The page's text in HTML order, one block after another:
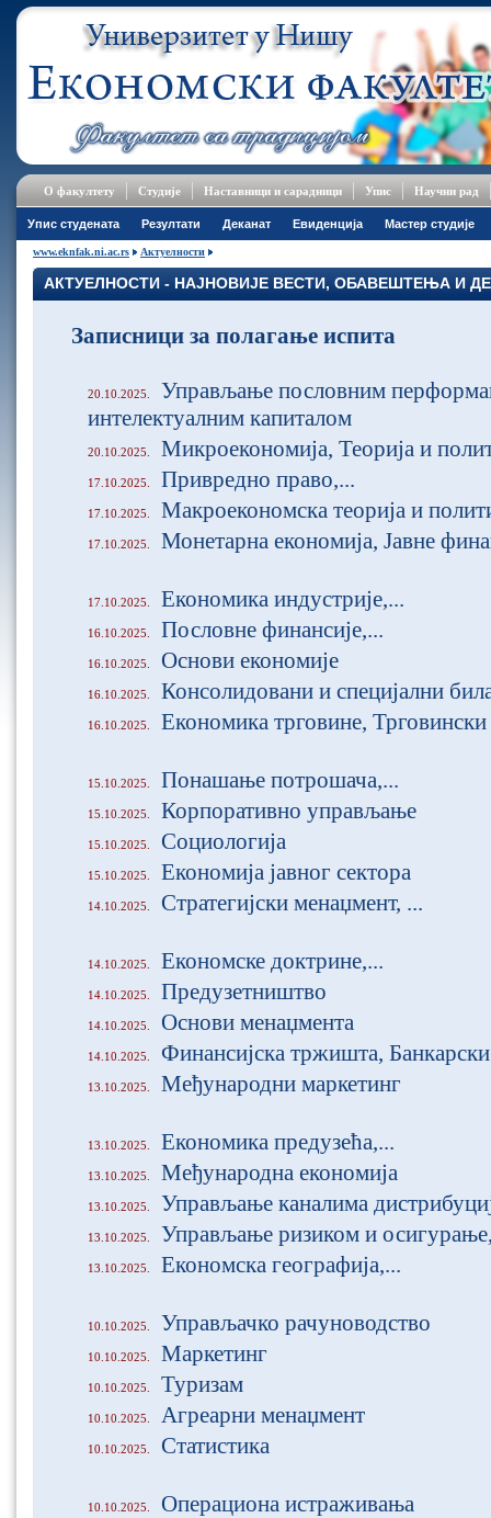
О факултету Студије Наставници и сарадници Упис Научни рад
Упис студената Резултати Деканат Евиденција Мастер студије
www.eknfak.ni.ac.rs Актуелности
АКТУЕЛНОСТИ - НАЈНОВИЈЕ ВЕСТИ, ОБАВЕШТЕЊА И
Записници за полагање испита
20.10.2025.
Управљање пословним
интелектуалним капиталом
20.10.2025. Микроекономија, Теорија и
17.10.2025. Привредно право,...
17.10.2025. Макроекономска теорија и
17.10.2025. Монетарна економија, Јавне
17.10.2025. Економика индустрије,...
16.10.2025. Пословне финансије,...
16.10.2025. Основи економије
16.10.2025. Консолидовани и специјални
16.10.2025. Економика трговине,
15.10.2025. Понашање потрошача,...
15.10.2025. Корпоративно управљање
15.10.2025. Социологија
15.10.2025. Економија јавног сектора
14.10.2025. Стратегијски менаџмент, ...
14.10.2025. Економске доктрине,...
14.10.2025. Предузетништво
14.10.2025. Основи менаџмента
14.10.2025. Финансијска тржишта,
13.10.2025. Међународни маркетинг
13.10.2025. Економика предузећа,...
13.10.2025. Међународна економија
13.10.2025. Управљање каналима
13.10.2025. Управљање ризиком и
13.10.2025. Економска географија,...
10.10.2025. Управљачко рачуноводство
10.10.2025. Маркетинг
10.10.2025. Туризам
10.10.2025. Агреарни менаџмент
10.10.2025. Статистика
10.10.2025. Операциона истраживања